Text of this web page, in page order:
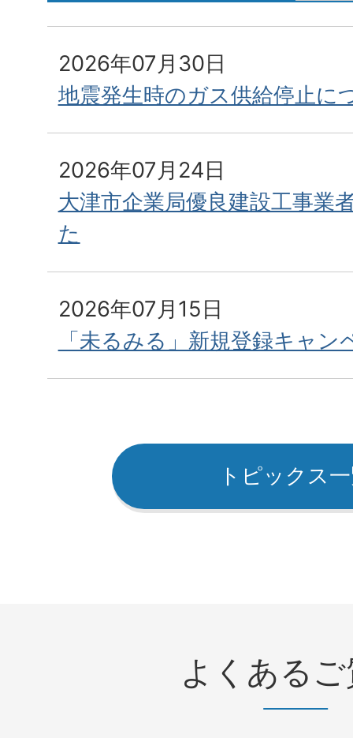
ト
ピ
ッ
ク
ス
2026年07月30日
地震発生時のガス供給停止に
2026年07月24日
大津市企業局優良建設工事業
た
2026年07月15日
「未るみる」新規登録キャン
トピックス
よくある